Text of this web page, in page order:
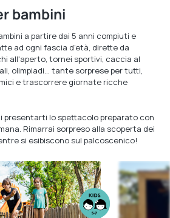
bambini
a partire dai 5 anni compiuti e
ad ogni fascia d’età, dirette da
all'aperto, tornei sportivi, caccia al
olimpiadi… tante sorprese per tutti,
e trascorrere giornate ricche
presentarti lo spettacolo preparato con
Rimarrai sorpreso alla scoperta dei
si esibiscono sul palcoscenico!